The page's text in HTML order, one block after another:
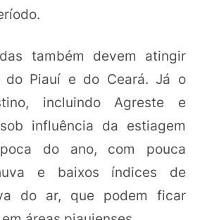
também devem atingir
do Piauí e do Ceará. Já o
incluindo Agreste e
influência da estiagem
do ano, com pouca
e baixos índices de
do ar, que podem ficar